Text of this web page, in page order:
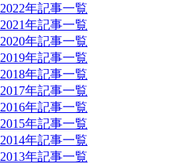
2022年記事一覧
2021年記事一覧
2020年記事一覧
2019年記事一覧
2018年記事一覧
2017年記事一覧
2016年記事一覧
2015年記事一覧
2014年記事一覧
2013年記事一覧